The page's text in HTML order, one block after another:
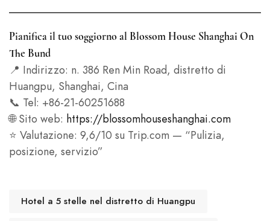
Pianifica il tuo soggiorno al Blossom House Shanghai On
The Bund
📍 Indirizzo: n. 386 Ren Min Road, distretto di
Huangpu, Shanghai, Cina
📞 Tel: +86-21-60251688
🌐 Sito web: https://blossomhouseshanghai.com
⭐ Valutazione: 9,6/10 su Trip.com — “Pulizia,
posizione, servizio”
Hotel a 5 stelle nel distretto di Huangpu